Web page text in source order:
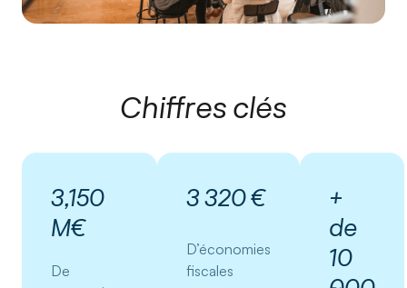
Chiffres clés
3,150
M€
De
3 320 €
D’économies
fiscales
+
de
10